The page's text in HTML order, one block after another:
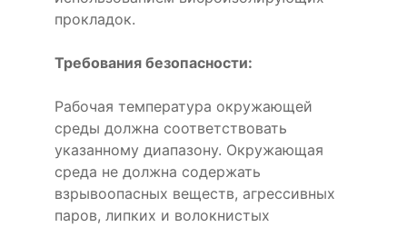
прокладок.
Требования безопасности:
Рабочая температура окружающей
среды должна соответствовать
указанному диапазону. Окружающая
среда не должна содержать
взрывоопасных веществ, агрессивных
паров, липких и волокнистых